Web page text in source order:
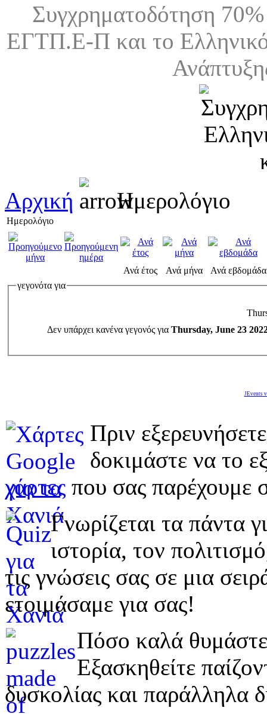
Συγχρηματοδότηση
ΕΓΤΠ.Ε-Π και το
Αρχική Ημερολόγιο
Ημερολόγιο
Ανά έτος Ανά μήνα
Ανά εβδομάδα
γεγονότα για
Δεν υπάρχει κανένα γεγονός για Thursday, June 23
JEvents
Πριν
δοκιμάστε να το
χάρτες που σας παρέχουμε
Γνωρίζεται τα πάντα
ιστορία, τον
τις γνώσεις σας σε μια
ετοιμάσαμε για σας!
Πόσο καλά
Εξασκηθείτε
δυσκολίας και παράλληλα